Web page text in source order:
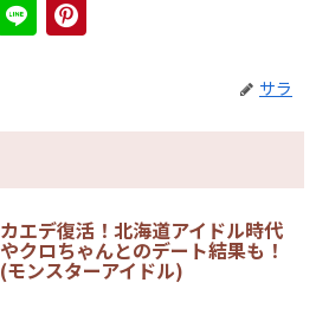
サラ
カエデ復活！北海道アイドル時代
やクロちゃんとのデート結果も！
(モンスターアイドル)